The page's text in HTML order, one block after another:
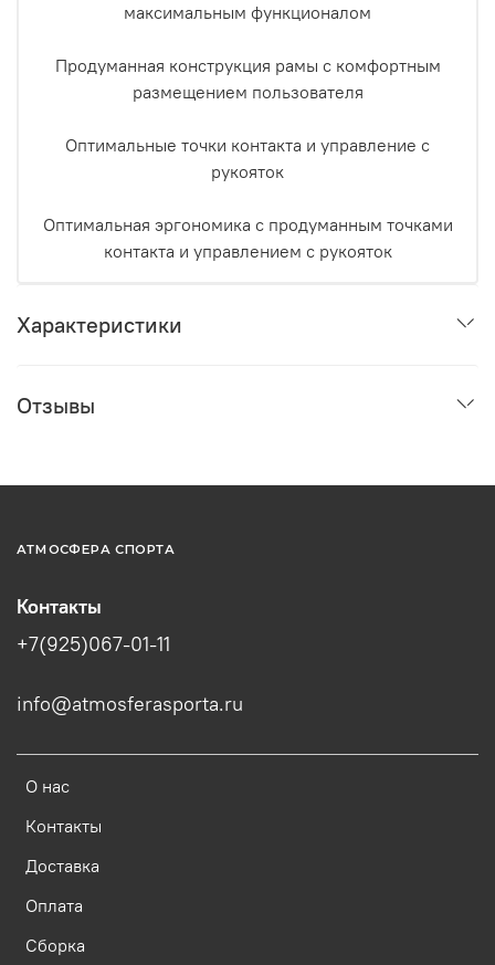
максимальным функционалом
Продуманная конструкция рамы с комфортным
размещением пользователя
Оптимальные точки контакта и управление с
рукояток
Оптимальная эргономика с продуманным точками
контакта и управлением с рукояток
Характеристики
Отзывы
АТМОСФЕРА СПОРТА
О нас
Контакты
Доставка
Оплата
Сборка
Контакты
+7(925)067-01-11
info@atmosferasporta.ru